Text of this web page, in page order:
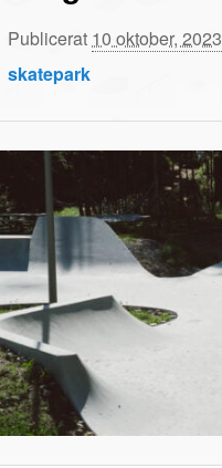
Publicerat 10 oktober, 2023
skatepark